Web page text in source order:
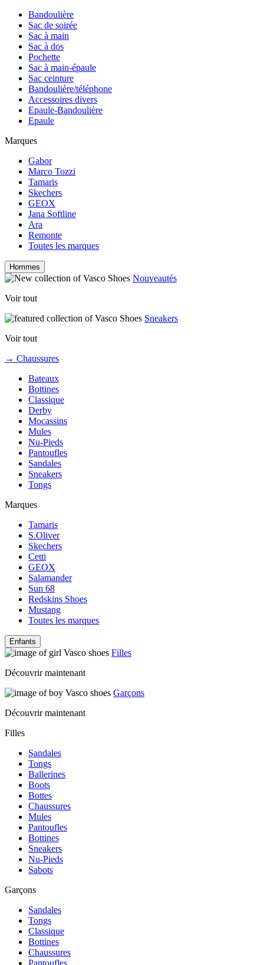
Bandoulière
Sac de soirée
Sac à main
Sac à dos
Pochette
Sac à main-épaule
Sac ceinture
Bandoulière/téléphone
Accessoires divers
Epaule-Bandoulière
Epaule
Marques
Gabor
Marco Tozzi
Tamaris
Skechers
GEOX
Jana Softline
Ara
Remonte
Toutes les marques
Hommes
Nouveautés
Voir tout
Sneakers
Voir tout
→ Chaussures
Bateaux
Bottines
Classique
Derby
Mocassins
Mules
Nu-Pieds
Pantoufles
Sandales
Sneakers
Tongs
Marques
Tamaris
S.Oliver
Skechers
Cetti
GEOX
Salamander
Sun 68
Redskins Shoes
Mustang
Toutes les marques
Enfants
Filles
Découvrir maintenant
Garçons
Découvrir maintenant
Filles
Sandales
Tongs
Ballerines
Boots
Bottes
Chaussures
Mules
Pantoufles
Bottines
Sneakers
Nu-Pieds
Sabots
Garçons
Sandales
Tongs
Classique
Bottines
Chaussures
Pantoufles